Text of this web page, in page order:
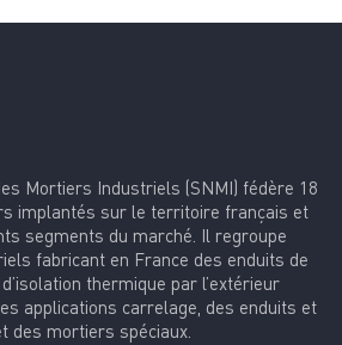
Mortiers Industriels (SNMI) fédère 18
implantés sur le territoire français et
segments du marché. Il regroupe
fabricant en France des enduits de
thermique par l’extérieur
applications carrelage, des enduits et
des mortiers spéciaux.